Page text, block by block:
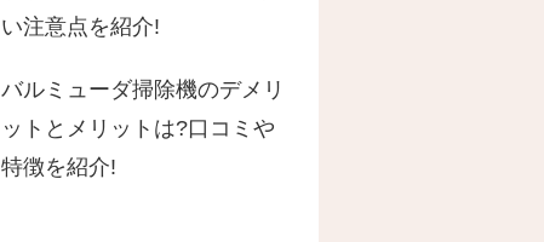
い注意点を紹介!
バルミューダ掃除機のデメリ
ットとメリットは?口コミや
特徴を紹介!